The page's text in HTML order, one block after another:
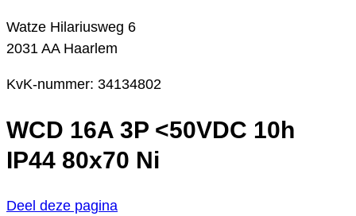
Watze Hilariusweg 6
2031 AA Haarlem
KvK-nummer: 34134802
WCD 16A 3P <50VDC 10h
IP44 80x70 Ni
Deel deze pagina